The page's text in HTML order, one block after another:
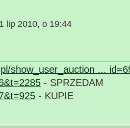
lip 2010, o 19:44
show_user_auction ...
- SPRZEDAM
- KUPIE